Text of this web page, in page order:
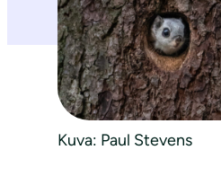
Kuva: Paul Stevens